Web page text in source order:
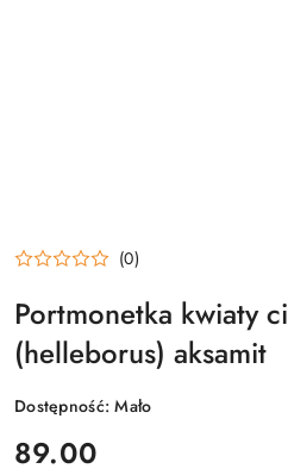
(0)
Portmonetka kwiaty
(helleborus) aksamit
Dostępność:Mało
cena:
89.00